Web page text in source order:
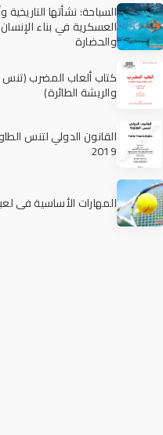
السباحة: نشأتها التاريخية
العسكرية في بناء الإنسان
والحضارة
كتاب ألعاب المضرب (تنس
والريشة الطائرة)
القانون الدولي لتنس
2019
المهارات الأساسية في